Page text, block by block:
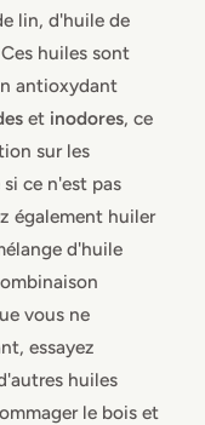
lin, d'huile de
huiles sont
antioxydant
et inodores, ce
sur les
ce n'est pas
également huiler
d'huile
vous ne
essayez
huiles
le bois et